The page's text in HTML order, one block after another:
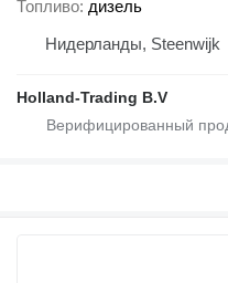
Топливо дизель
Нидерланды, Steenwijk
Holland-Trading B.V